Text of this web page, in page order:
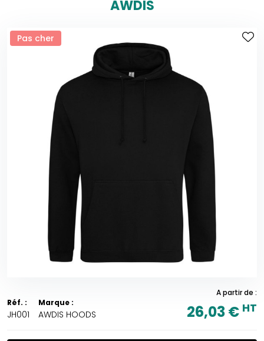
AWDIS
Pas cher
Réf. :
JH001
Marque :
AWDIS HOODS
A partir de :
26,03 € HT